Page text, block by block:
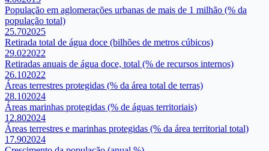
População em aglomerações urbanas de mais de 1 milhão (% da
população total)
25.702025
Retirada total de água doce (bilhões de metros cúbicos)
29.022022
Retiradas anuais de água doce, total (% de recursos internos)
26.102022
Áreas terrestres protegidas (% da área total de terras)
28.102024
Áreas marinhas protegidas (% de águas territoriais)
12.802024
Áreas terrestres e marinhas protegidas (% da área territorial total)
17.902024